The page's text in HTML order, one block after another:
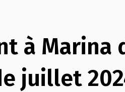
à Marina
juillet